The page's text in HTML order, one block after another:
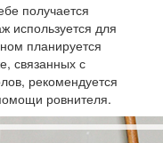
получается
используется для
планируется
связанных с
рекомендуется
ровнителя.